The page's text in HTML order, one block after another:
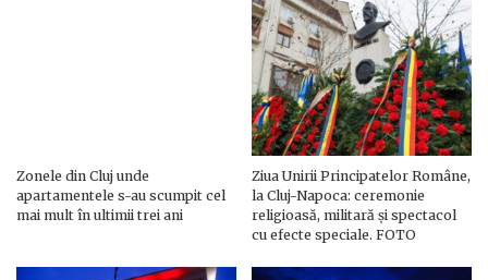
Zonele din Cluj unde
apartamentele s-au scumpit cel
mai mult în ultimii trei ani
Ziua Unirii Principatelor Române,
la Cluj-Napoca: ceremonie
religioasă, militară și spectacol
cu efecte speciale. FOTO